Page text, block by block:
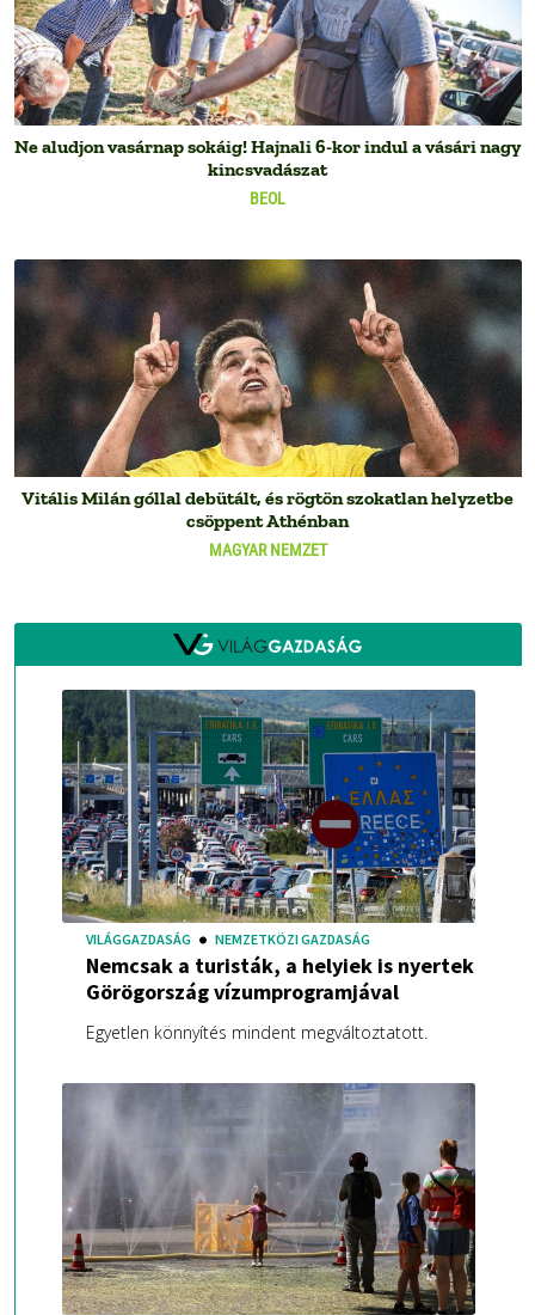
BEOL
Ne aludjon vasárnap sokáig! Hajnali 6-kor indul a vásári nagy
kincsvadászat
MAGYAR NEMZET
Vitális Milán góllal debütált, és rögtön szokatlan helyzetbe
csöppent Athénban
VILÁGGAZDASÁG NEMZETKÖZI GAZDASÁG
Nemcsak a turisták, a helyiek is nyertek
Görögország vízumprogramjával
Egyetlen könnyítés mindent megváltoztatott.